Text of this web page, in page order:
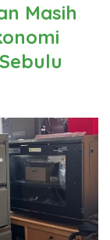
Masih